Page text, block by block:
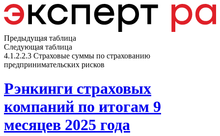
Предыдущая таблица
Следующая таблица
4.1.2.2.3 Страховые суммы по страхованию
предпринимательских рисков
Рэнкинги страховых
компаний по итогам 9
месяцев 2025 года